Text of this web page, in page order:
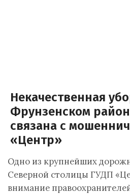
Некачественная
Фрунзенском
связана с
«Центр»
Одно из крупнейших
Северной столицы ГУДП
внимание